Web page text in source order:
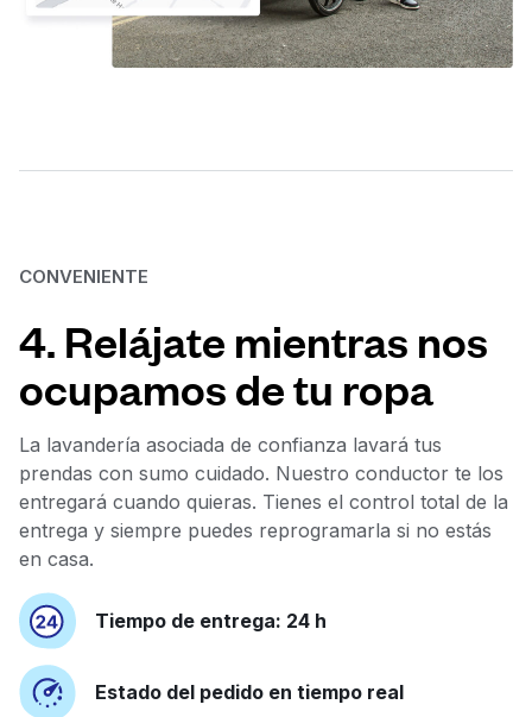
CONVENIENTE
4. Relájate mientras nos
ocupamos de tu ropa
La lavandería asociada de confianza lavará tus
prendas con sumo cuidado. Nuestro conductor te los
entregará cuando quieras. Tienes el control total de la
entrega y siempre puedes reprogramarla si no estás
en casa.
Tiempo de entrega: 24 h
Estado del pedido en tiempo real